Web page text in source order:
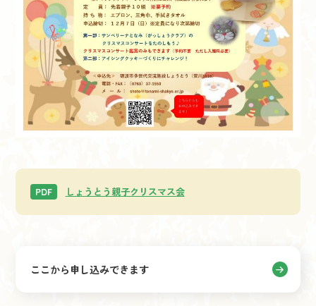
PDF しょうとう親子クリスマス会
ここから申し込みできます